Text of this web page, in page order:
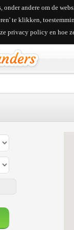
andere om de
te klikken,
privacy policy en hoe